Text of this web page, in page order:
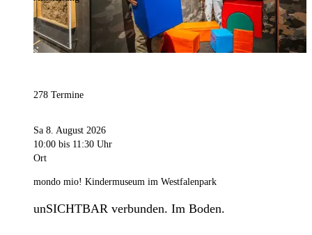
278 Termine
Sa 8. August 2026
10:00 bis 11:30 Uhr
Ort
mondo mio! Kindermuseum im Westfalenpark
unSICHTBAR verbunden. Im Boden.